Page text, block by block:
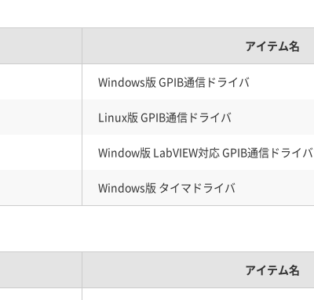
アイテム名
Windows版 GPIB通信ドライバ
Linux版 GPIB通信ドライバ
Window版 LabVIEW対応 GPIB通信ドライバ
Windows版 タイマドライバ
アイテム名